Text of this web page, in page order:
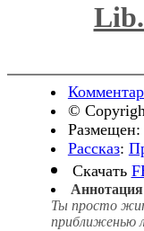
©
Рассказ:
Скачать
Ты просто
приближенью